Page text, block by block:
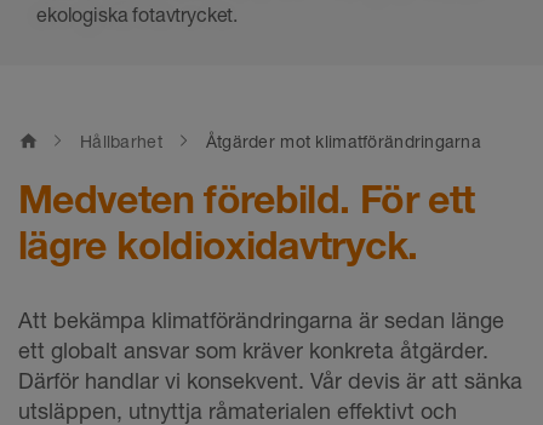
ekologiska fotavtrycket.
home Hållbarhet Åtgärder mot klimatförändringarna
Medveten förebild. För ett
lägre koldioxidavtryck.
Att bekämpa klimatförändringarna är sedan länge
ett globalt ansvar som kräver konkreta åtgärder.
Därför handlar vi konsekvent. Vår devis är att sänka
utsläppen, utnyttja råmaterialen effektivt och